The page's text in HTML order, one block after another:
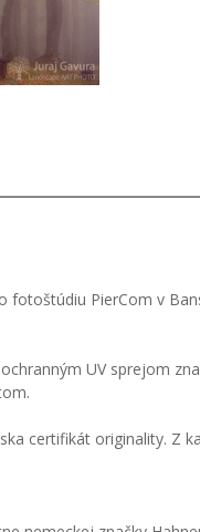
fotoštúdiu PierCom v
UV sprejom
certifikát originality. Z